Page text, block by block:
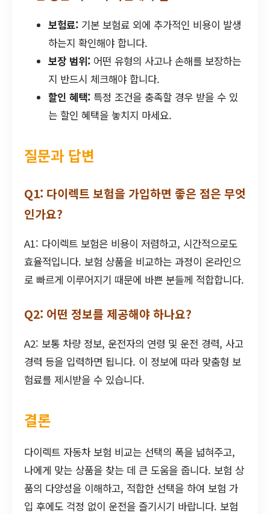
보험료: 기본 보험료 외에 추가적인 비용이 발생
하는지 확인해야 합니다.
보장 범위: 어떤 유형의 사고나 손해를 보장하는
지 반드시 체크해야 합니다.
할인 혜택: 특정 조건을 충족할 경우 받을 수 있
는 할인 혜택을 놓치지 마세요.
질문과 답변
Q1: 다이렉트 보험을 가입하면 좋은 점은 무엇
인가요?
A1: 다이렉트 보험은 비용이 저렴하고, 시간적으로도
효율적입니다. 보험 상품을 비교하는 과정이 온라인으
로 빠르게 이루어지기 때문에 바쁜 분들께 적합합니다.
Q2: 어떤 정보를 제공해야 하나요?
A2: 보통 차량 정보, 운전자의 연령 및 운전 경력, 사고
경력 등을 입력하면 됩니다. 이 정보에 따라 맞춤형 보
험료를 제시받을 수 있습니다.
결론
다이렉트 자동차 보험 비교는 선택의 폭을 넓혀주고,
나에게 맞는 상품을 찾는 데 큰 도움을 줍니다. 보험 상
품의 다양성을 이해하고, 적합한 선택을 하여 보험 가
입 후에도 걱정 없이 운전을 즐기시기 바랍니다. 보험